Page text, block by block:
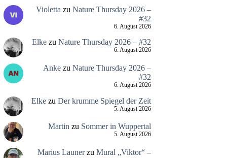
Violetta zu Nature Thursday 2026 –
#32
6. August 2026
Elkezu Nature Thursday 2026 – #32
6. August 2026
Ankezu Nature Thursday 2026 –
#32
6. August 2026
Elkezu Der krumme Spiegel der Zeit
5. August 2026
Martinzu Sommer in Wuppertal
5. August 2026
Marius Launerzu Mural „Viktor“ –